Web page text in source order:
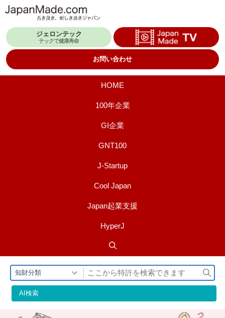
テ
ジェロンテック
テックで健康寿命
お問い合わせ
HOME
100年企業
GI企業
GNT100
J-Startup
Cool Japan
Japan起業支援
HyperJ
知財分類
検
索
AI検索